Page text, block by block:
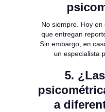
No siempre. Hoy en
que entregan
Sin embargo, en
un especialista
5.
a